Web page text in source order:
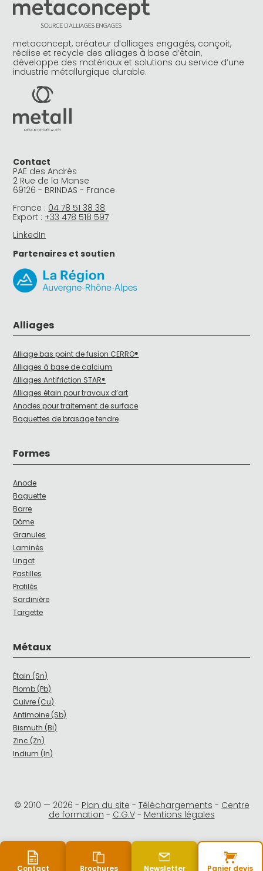
metaconcept, créateur d’alliages engagés, conçoit,
réalise et recycle des alliages à base d’étain,
développe des matériaux et solutions au service d’une
industrie métallurgique durable.
Contact
PAE des Andrés
2 Rue de la Manse
69126 - BRINDAS - France
France : 04 78 51 38 38
Export : +33 478 518 597
LinkedIn
Partenaires et soutien
Alliages
Alliage bas point de fusion CERRO®
Alliages à base de calcium
Alliages Antifriction STAR®
Alliages étain pour travaux d’art
Anodes pour traitement de surface
Baguettes de brasage tendre
Formes
Anode
Baguette
Barre
Dôme
Granules
Laminés
Lingot
Pastilles
Profilés
Sardinière
Targette
Métaux
Étain (Sn)
Plomb (Pb)
Cuivre (Cu)
Antimoine (Sb)
Bismuth (Bi)
Zinc (Zn)
Indium (In)
© 2010 — 2026 - Plan du site - Téléchargements - Centre
de formation - C.G.V- Mentions légales
Contact Brochures Newsletter Panier devis